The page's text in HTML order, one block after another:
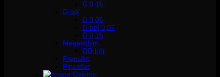
C 0,15
D-böj
D 0,05
D-böj 0,07
D 0,15
Megavolym
DD-böj
Franslim
Pincetter